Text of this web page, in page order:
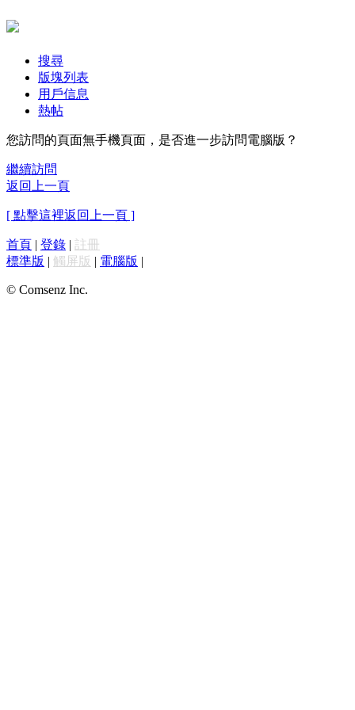
搜尋
版塊列表
用戶信息
熱帖
您訪問的頁面無手機頁面，是否進一步訪問電腦版？
繼續訪問
返回上一頁
[ 點擊這裡返回上一頁 ]
首頁 | 登錄 | 註冊
標準版 | 觸屏版 | 電腦版 |
© Comsenz Inc.